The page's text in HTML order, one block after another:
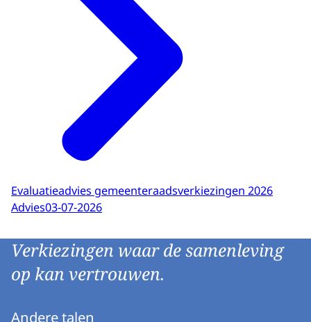
Evaluatieadvies gemeenteraadsverkiezingen 2026
Advies03-07-2026
Verkiezingen waar de samenleving
op kan vertrouwen.
Andere talen